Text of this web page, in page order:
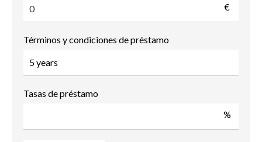
€
Términos y condiciones de préstamo
Tasas de préstamo
%